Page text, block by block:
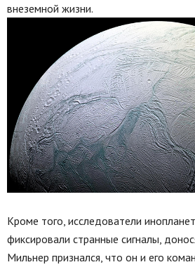
внеземной жизни.
Кроме того, исследователи
фиксировали странные сигналы,
Мильнер признался, что он и его